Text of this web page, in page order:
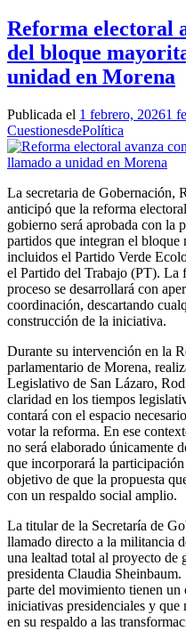
Reforma electoral
del bloque
unidad en Morena
Publicada el 1 febrero, 20261
CuestionesdePolítica
La secretaria de Gobernación,
anticipó que la reforma
gobierno será aprobada con la
partidos que integran el
incluidos el Partido Verde
el Partido del Trabajo (PT). La
proceso se desarrollará con
coordinación, descartando
construcción de la iniciativa.
Durante su intervención en la
parlamentario de Morena,
Legislativo de San Lázaro,
claridad en los tiempos
contará con el espacio
votar la reforma. En ese
no será elaborado únicamente
que incorporará la
objetivo de que la propuesta
con un respaldo social amplio.
La titular de la Secretaría de
llamado directo a la militancia
una lealtad total al proyecto de
presidenta Claudia
parte del movimiento tienen un
iniciativas presidenciales y que
en su respaldo a las